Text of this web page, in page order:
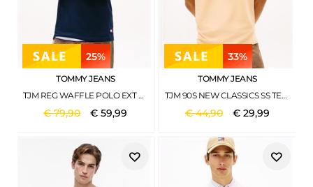
25%
TOMMY JEANS
TJM REG WAFFLE POLO EXT DARK NIGHT NAVY
€79,90 €59,99
33%
TOMMY JEANS
TJM 90S NEW CLASSICS SS TEE FADED SUN KISS
€44,90 €29,99